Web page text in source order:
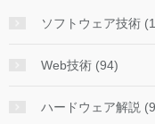
ソフトウェア技術
Web技術 (94)
ハードウェア解説